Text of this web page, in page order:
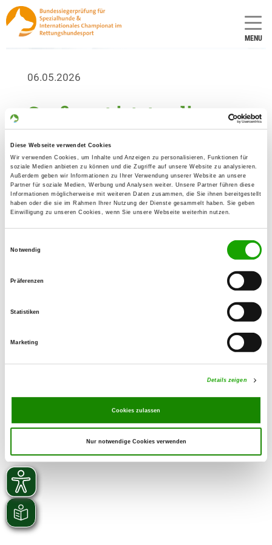
Diese Webseite verwendet Cookies
Wir verwenden Cookies, um Inhalte und Anzeigen zu personalisieren, Funktionen für
soziale Medien anbieten zu können und die Zugriffe auf unsere Website zu analysieren.
Außerdem geben wir Informationen zu Ihrer Verwendung unserer Website an unsere
Partner für soziale Medien, Werbung und Analysen weiter. Unsere Partner führen diese
Informationen möglicherweise mit weiteren Daten zusammen, die Sie ihnen bereitgestellt
haben oder die sie im Rahmen Ihrer Nutzung der Dienste gesammelt haben. Sie geben
Einwilligung zu unseren Cookies, wenn Sie unsere Webseite weiterhin nutzen.
Notwendig
Präferenzen
Statistiken
Marketing
Details zeigen
Cookies zulassen
Nur notwendige Cookies verwenden
MENU
06.05.2026
Grußwort jetzt online
verfügbar
Die Grußworte vom Veranstaltungsleiter Gerald
Claus sowie vom SV‑Beauftragten für
Spezialhundeausbildung Andreas Quint sind ab
sofort online verfügbar.